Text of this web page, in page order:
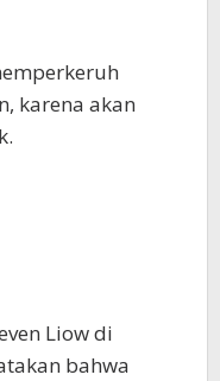
karena akan
Liow di
bahwa